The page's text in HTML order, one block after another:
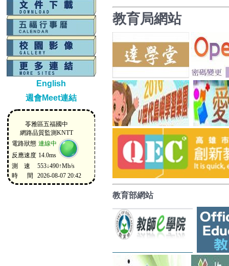
English
週會Meet連結
教育局網站
教育部網站